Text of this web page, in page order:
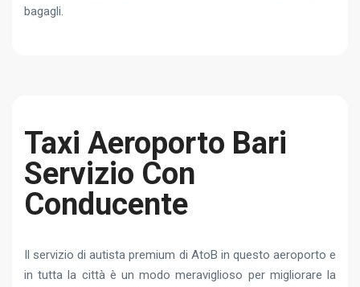
bagagli.
Taxi Aeroporto Bari
Servizio Con
Conducente
Il servizio di autista premium di AtoB in questo aeroporto e
in tutta la città è un modo meraviglioso per migliorare la